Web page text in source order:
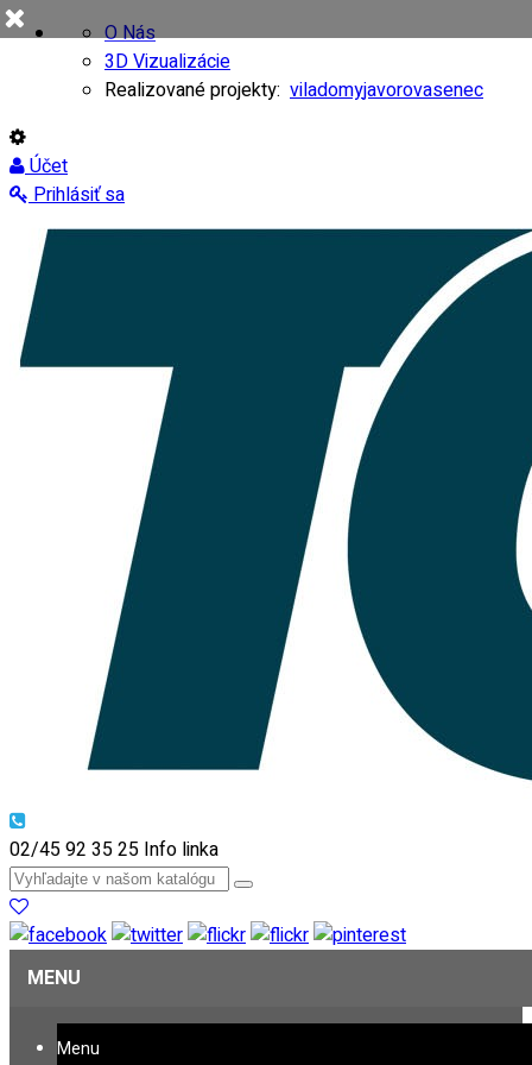
O Nás
3D Vizualizácie
Realizované projekty: viladomyjavorovasenec
Účet
Prihlásiť sa
02/45 92 35 25 Info linka
MENU
Menu